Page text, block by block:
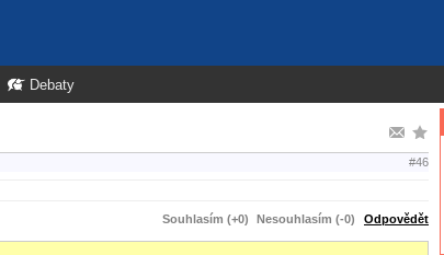
Debaty
#46
Souhlasím (+0) Nesouhlasím (-0) Odpovědět